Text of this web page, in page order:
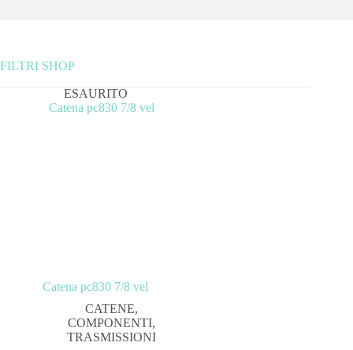
FILTRI SHOP
OUTLET
Tag prodotto
ESAURITO
Catena pc830 7/8 vel
CATENE,
COMPONENTI,
TRASMISSIONI